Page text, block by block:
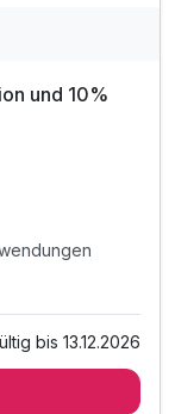
und 10%
bis 13.12.2026